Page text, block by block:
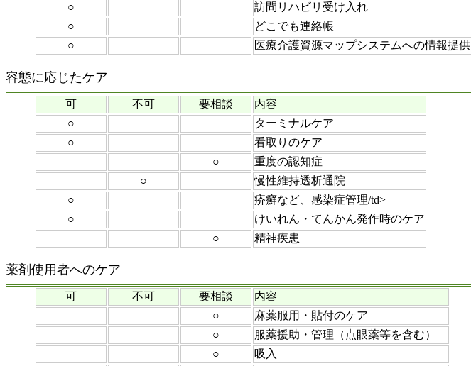
○
訪問リハビリ受け入れ
○
どこでも連絡帳
○
医療介護資源マップシステムへの情報提供
容態に応じたケア
可 不可 要相談
内容
○
ターミナルケア
○
看取りのケア
○
重度の認知症
○
慢性維持透析通院
○
疥癬など、感染症管理/td>
○
けいれん・てんかん発作時のケア
○
精神疾患
薬剤使用者へのケア
可 不可 要相談
内容
○
麻薬服用・貼付のケア
○
服薬援助・管理（点眼薬等を含む）
○
吸入